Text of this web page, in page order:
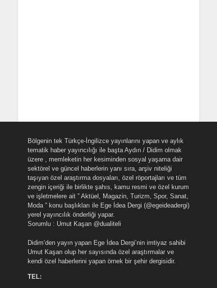
Bölgenin tek Türkçe-İngilizce yayınlarını yapan ve aylık
tematik haber yayıncılığı ile başta Aydın / Didim olmak
üzere , memleketin her kesiminden sosyal yaşama dair
sektörel ve güncel haberlerin yanı sıra, arşiv niteliği
taşıyan özel araştırma dosyaları, özel röportajları ve tüm
zengin içeriği ile birlikte şahıs, kamu resmi ve özel kurum
ve işletmelere ait ” Aktüel, Magazin, Turizm, Spor, Sanat,
Moda ” konu başlıkları ile Ege İdea Dergi (@egeideadergi)
yerel yayıncılık önderliği yapar.
Sorumlu : Umut Kaşan @dualiteli
Didim’den yayın yapan Ege İdea Dergi’nin imtiyaz sahibi
Umut Kaşan olup her sayısında özel araştırmalar ve
kendi özel haberlerini yapan örnek bir şehir dergisidir.
TEL: